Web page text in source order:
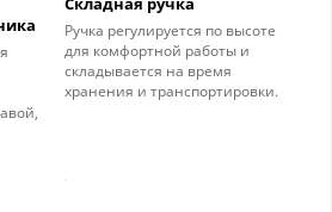
Ручка регулируется по высоте
для комфортной работы и
складывается на время
хранения и транспортировки.